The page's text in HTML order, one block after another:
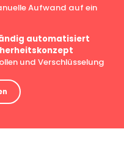
Aufwand auf ein
automatisiert
und Verschlüsselung